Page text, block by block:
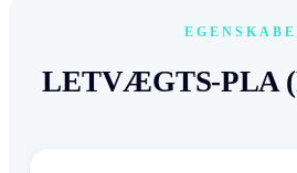
LETVÆGTS-PLA